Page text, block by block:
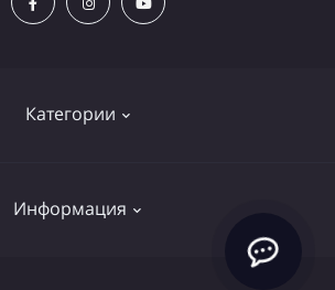
Категории
Информация